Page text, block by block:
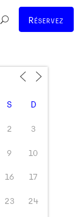
Réservez
S D
2 3
9 10
16 17
23 24